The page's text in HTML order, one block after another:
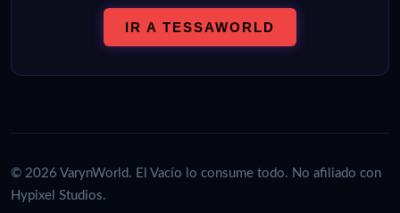
IR A TESSAWORLD
© 2026 VarynWorld. El Vacío lo consume todo. No afiliado con
Hypixel Studios.